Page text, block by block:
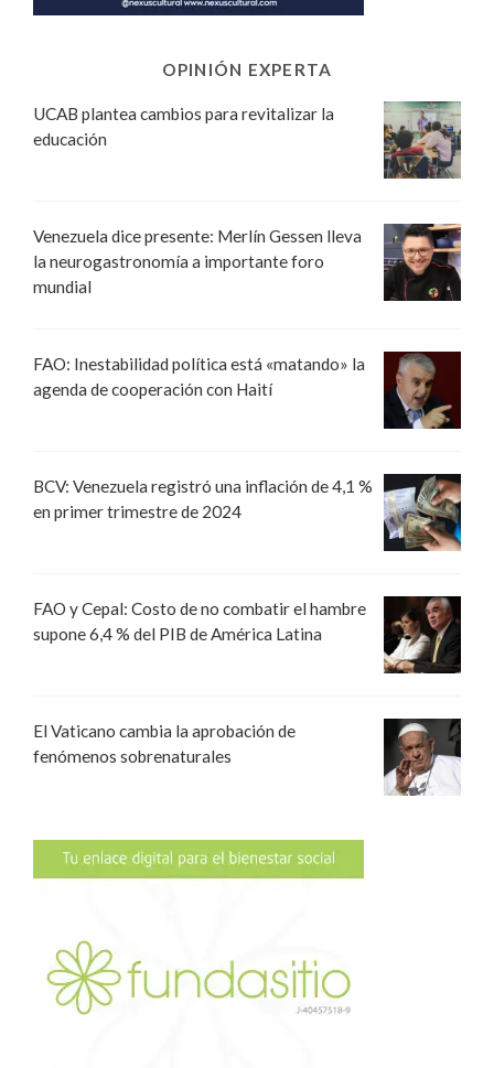
OPINIÓN EXPERTA
UCAB plantea cambios para revitalizar la
educación
Venezuela dice presente: Merlín Gessen lleva
la neurogastronomía a importante foro
mundial
FAO: Inestabilidad política está «matando» la
agenda de cooperación con Haití
BCV: Venezuela registró una inflación de 4,1 %
en primer trimestre de 2024
FAO y Cepal: Costo de no combatir el hambre
supone 6,4 % del PIB de América Latina
El Vaticano cambia la aprobación de
fenómenos sobrenaturales